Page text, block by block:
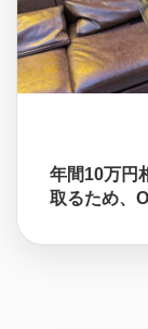
年間10万円
取るため、